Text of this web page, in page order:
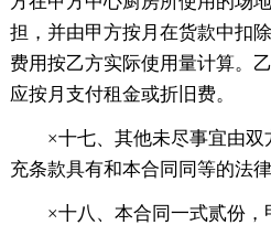
担，并由甲方按月在货款中扣
费用按乙方实际使用量计算。
应按月支付租金或折旧费。
×十七、其他未尽事宜由
充条款具有和本合同同等的法律
×十八、本合同一式贰份